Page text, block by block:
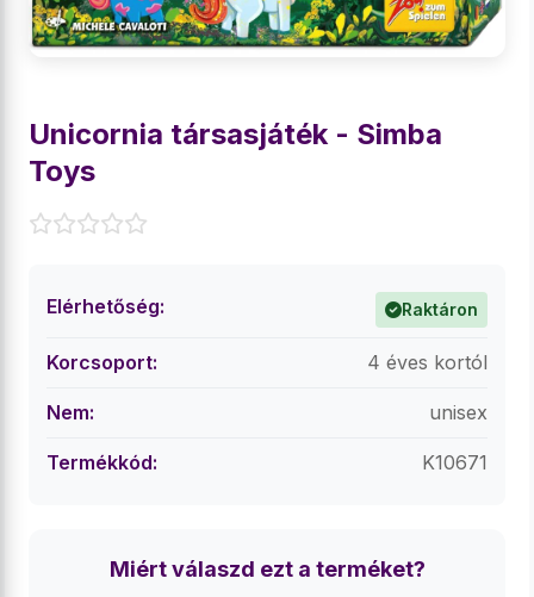
Unicornia társasjáték - Simba
Toys
Elérhetőség: Raktáron
Korcsoport: 4 éves kortól
Nem: unisex
Termékkód: K10671
Miért válaszd ezt a terméket?